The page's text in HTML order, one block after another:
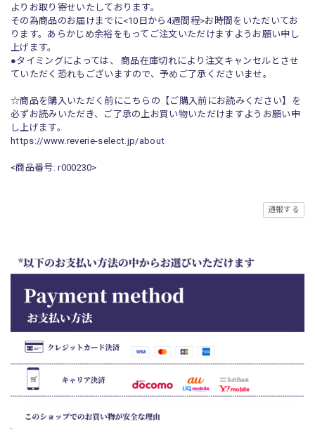
よりお取り寄せいたしております。
その為商品のお届けまでに<10日から4週間程>お時間をいただいてお
ります。あらかじめ余裕をもってご注文いただけますようお願い申し
上げます。
●タイミングによっては、 商品在庫切れにより注文キャンセルとさせ
ていただく恐れもございますので、予めご了承くださいませ。
☆商品を購入いただく前にこちらの【ご購入前にお読みください】を
必ずお読みいただき、ご了承の上お買い物いただけますようお願い申
し上げます。
https://www.reverie-select.jp/about
<商品番号: r000230>
通報する